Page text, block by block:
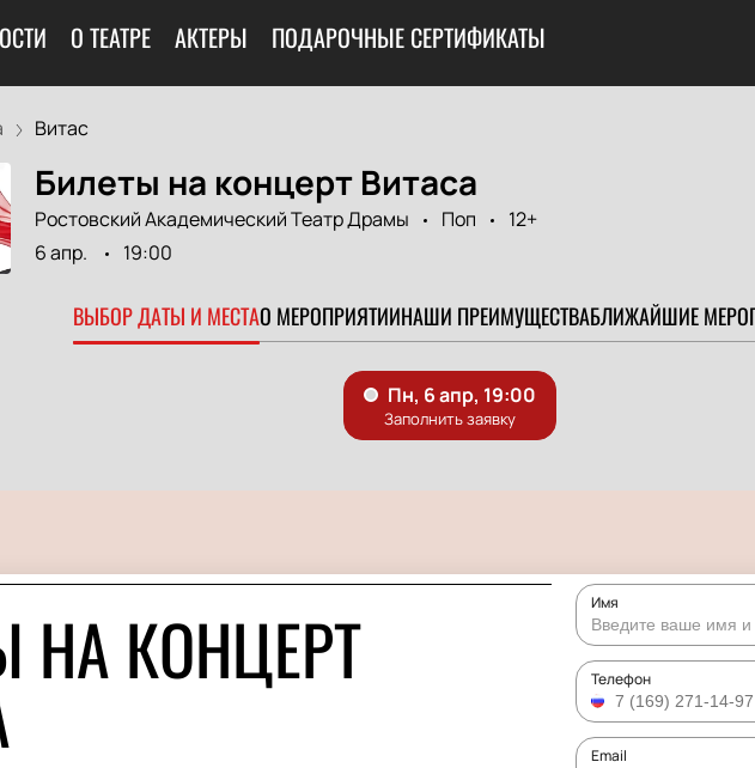
О ТЕАТРЕ АКТЕРЫ ПОДАРОЧНЫЕ СЕРТИФИКАТЫ
Витас
Билеты на концерт Витаса
Ростовский Академический Театр Драмы Поп
12+
6 апр.
19:00
ВЫБОР ДАТЫ И МЕСТАО МЕРОПРИЯТИИНАШИ ПРЕИМУЩЕСТВАБЛИЖАЙШИЕ
НА КОНЦЕРТ Имя
Телефон
Email